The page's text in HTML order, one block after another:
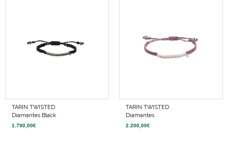
TARIN TWISTED
Diamantes Black
1.790,00€
TARIN TWISTED
Diamantes
2.200,00€